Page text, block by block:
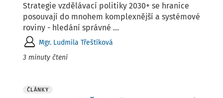
Strategie vzdělávací politiky 2030+ se hranice
posouvají do mnohem komplexnější a systémové
roviny - hledání správné ...
Mgr. Ludmila Třeštíková
3 minuty čtení
ČLÁNKY